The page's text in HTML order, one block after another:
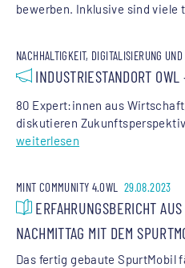
bewerben. Inklusive sind viele
NACHHALTIGKEIT, DIGITALISIERUNG
INDUSTRIESTANDORT
80 Expert:innen aus
diskutieren
weiterlesen
MINT COMMUNITY 4.OWL 29.08.2023
ERFAHRUNGSBERICHT
NACHMITTAG MIT DEM
Das fertig gebaute SpurtMobil